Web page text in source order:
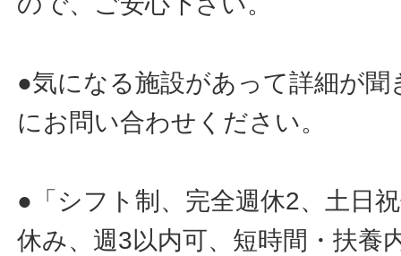
●気になる施設があって詳細が
にお問い合わせください。
●「シフト制、完全週休2、土日
休み、週3以内可、短時間・扶養